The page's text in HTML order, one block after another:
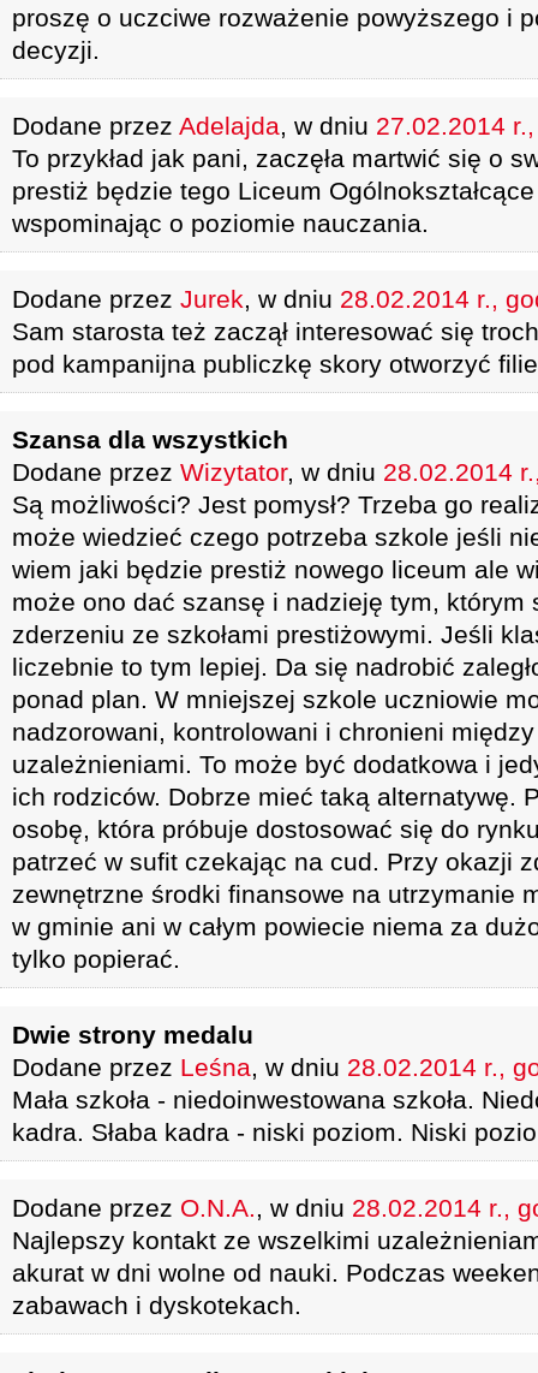
proszę o uczciwe rozważenie powyższego i
decyzji.
Dodane przez Adelajda, w dniu 27.02.2014
To przykład jak pani, zaczęła martwić się o
prestiż będzie tego Liceum
wspominając o poziomie nauczania.
Dodane przez Jurek, w dniu 28.02.2014 r.,
Sam starosta też zaczął interesować się
pod kampanijna publiczkę skory otworzyć
Szansa dla wszystkich
Dodane przez Wizytator, w dniu 28.02.2014
Są możliwości? Jest pomysł? Trzeba go
może wiedzieć czego potrzeba szkole jeśli
wiem jaki będzie prestiż nowego liceum ale
może ono dać szansę i nadzieję tym, którym
zderzeniu ze szkołami prestiżowymi. Jeśli
liczebnie to tym lepiej. Da się nadrobić
ponad plan. W mniejszej szkole uczniowie
nadzorowani, kontrolowani i chronieni
uzależnieniami. To może być dodatkowa i
ich rodziców. Dobrze mieć taką alternatywę.
osobę, która próbuje dostosować się do
patrzeć w sufit czekając na cud. Przy okazji
zewnętrzne środki finansowe na utrzymanie
w gminie ani w całym powiecie niema za
tylko popierać.
Dwie strony medalu
Dodane przez Leśna, w dniu 28.02.2014 r.,
Mała szkoła - niedoinwestowana szkoła.
kadra. Słaba kadra - niski poziom. Niski
Dodane przez O.N.A., w dniu 28.02.2014 r.,
Najlepszy kontakt ze wszelkimi
akurat w dni wolne od nauki. Podczas
zabawach i dyskotekach.